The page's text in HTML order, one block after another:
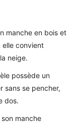
manche en bois et
elle convient
neige.
possède un
sans se pencher,
dos.
manche